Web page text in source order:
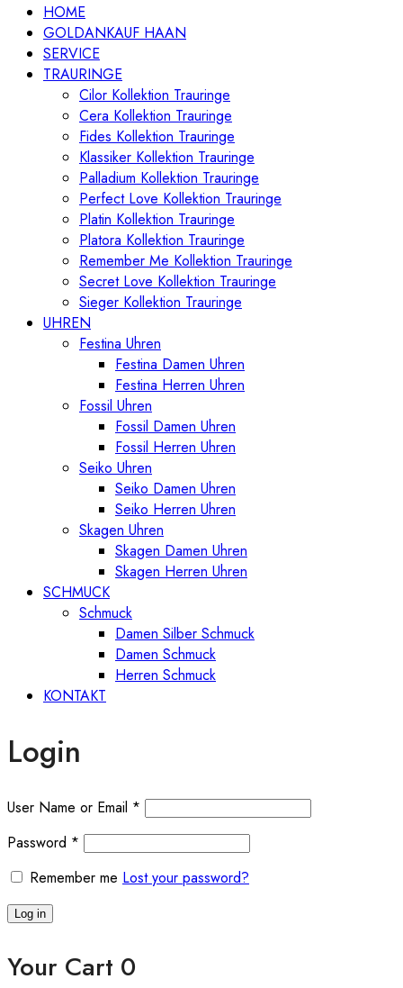
HOME
GOLDANKAUF HAAN
SERVICE
TRAURINGE
Cilor Kollektion Trauringe
Cera Kollektion Trauringe
Fides Kollektion Trauringe
Klassiker Kollektion Trauringe
Palladium Kollektion Trauringe
Perfect Love Kollektion Trauringe
Platin Kollektion Trauringe
Platora Kollektion Trauringe
Remember Me Kollektion Trauringe
Secret Love Kollektion Trauringe
Sieger Kollektion Trauringe
UHREN
Festina Uhren
Festina Damen Uhren
Festina Herren Uhren
Fossil Uhren
Fossil Damen Uhren
Fossil Herren Uhren
Seiko Uhren
Seiko Damen Uhren
Seiko Herren Uhren
Skagen Uhren
Skagen Damen Uhren
Skagen Herren Uhren
SCHMUCK
Schmuck
Damen Silber Schmuck
Damen Schmuck
Herren Schmuck
KONTAKT
Login
User Name or Email *
Password *
Remember me Lost your password?
Log in
Your Cart 0